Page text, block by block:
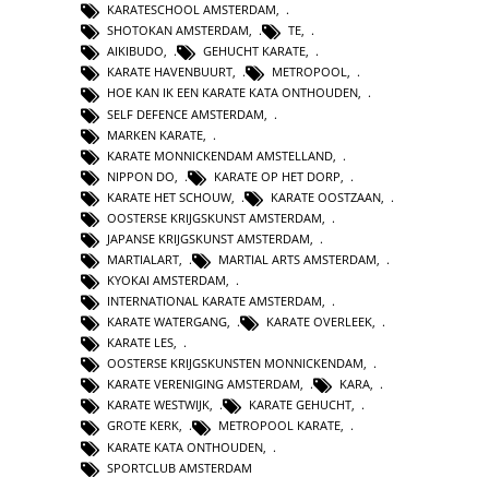
KARATESCHOOL AMSTERDAM,
SHOTOKAN AMSTERDAM, TE,
AIKIBUDO, GEHUCHT KARATE,
KARATE HAVENBUURT, METROPOOL,
HOE KAN IK EEN KARATE KATA ONTHOUDEN,
SELF DEFENCE AMSTERDAM
MARKEN KARATE
KARATE MONNICKENDAM AMSTELLAND
NIPPON DO
KARATE OP HET DORP
KARATE HET SCHOUW
KARATE OOSTZAAN
OOSTERSE KRIJGSKUNST AMSTERDAM
JAPANSE KRIJGSKUNST AMSTERDAM
MARTIALART
MARTIAL ARTS AMSTERDAM
KYOKAI AMSTERDAM,
INTERNATIONAL KARATE AMSTERDAM,
KARATE WATERGANG, KARATE OVERLEEK,
KARATE LES,
OOSTERSE KRIJGSKUNSTEN MONNICKENDAM,
KARATE VERENIGING AMSTERDAM, KARA,
KARATE WESTWIJK, KARATE GEHUCHT,
GROTE KERK, METROPOOL KARATE,
KARATE KATA ONTHOUDEN
SPORTCLUB AMSTERDAM